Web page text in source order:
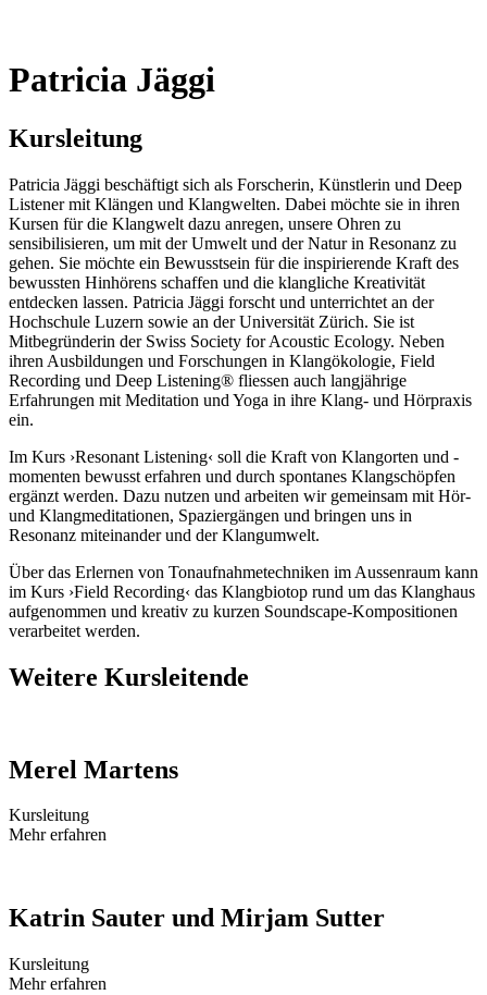
Patricia Jäggi
Kursleitung
Patricia Jäggi beschäftigt sich als Forscherin, Künstlerin und Deep
Listener mit Klängen und Klangwelten. Dabei möchte sie in ihren
Kursen für die Klangwelt dazu anregen, unsere Ohren zu
sensibilisieren, um mit der Umwelt und der Natur in Resonanz zu
gehen. Sie möchte ein Bewusstsein für die inspirierende Kraft des
bewussten Hinhörens schaffen und die klangliche Kreativität
entdecken lassen. Patricia Jäggi forscht und unterrichtet an der
Hochschule Luzern sowie an der Universität Zürich. Sie ist
Mitbegründerin der Swiss Society for Acoustic Ecology. Neben
ihren Ausbildungen und Forschungen in Klangökologie, Field
Recording und Deep Listening® fliessen auch langjährige
Erfahrungen mit Meditation und Yoga in ihre Klang- und Hörpraxis
ein.
Im Kurs ›Resonant Listening‹ soll die Kraft von Klangorten und -
momenten bewusst erfahren und durch spontanes Klangschöpfen
ergänzt werden. Dazu nutzen und arbeiten wir gemeinsam mit Hör-
und Klangmeditationen, Spaziergängen und bringen uns in
Resonanz miteinander und der Klangumwelt.
Über das Erlernen von Tonaufnahmetechniken im Aussenraum kann
im Kurs ›Field Recording‹ das Klangbiotop rund um das Klanghaus
aufgenommen und kreativ zu kurzen Soundscape-Kompositionen
verarbeitet werden.
Weitere Kursleitende
Merel Martens
Kursleitung
Mehr erfahren
Katrin Sauter und Mirjam Sutter
Kursleitung
Mehr erfahren